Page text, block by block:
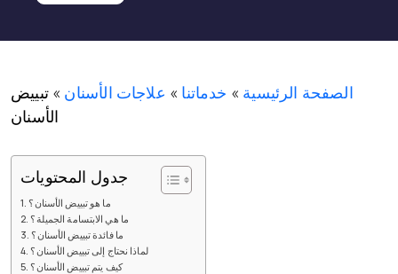
الصفحة الرئيسية » خدماتنا » علاجات الأسنان »تبييض
الأسنان
جدول المحتويات
ما هو تبييض الأسنان؟
ما هي الابتسامة الجميلة؟
ما فائدة تبييض الأسنان؟
لماذا نحتاج إلى تبييض الأسنان؟
كيف يتم تبييض الأسنان؟